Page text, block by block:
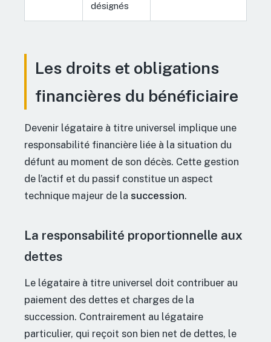
désignés
Les droits et obligations
financières du bénéficiaire
Devenir légataire à titre universel implique une
responsabilité financière liée à la situation du
défunt au moment de son décès. Cette gestion
de l’actif et du passif constitue un aspect
technique majeur de la succession.
La responsabilité proportionnelle aux
dettes
Le légataire à titre universel doit contribuer au
paiement des dettes et charges de la
succession. Contrairement au légataire
particulier, qui reçoit son bien net de dettes, le